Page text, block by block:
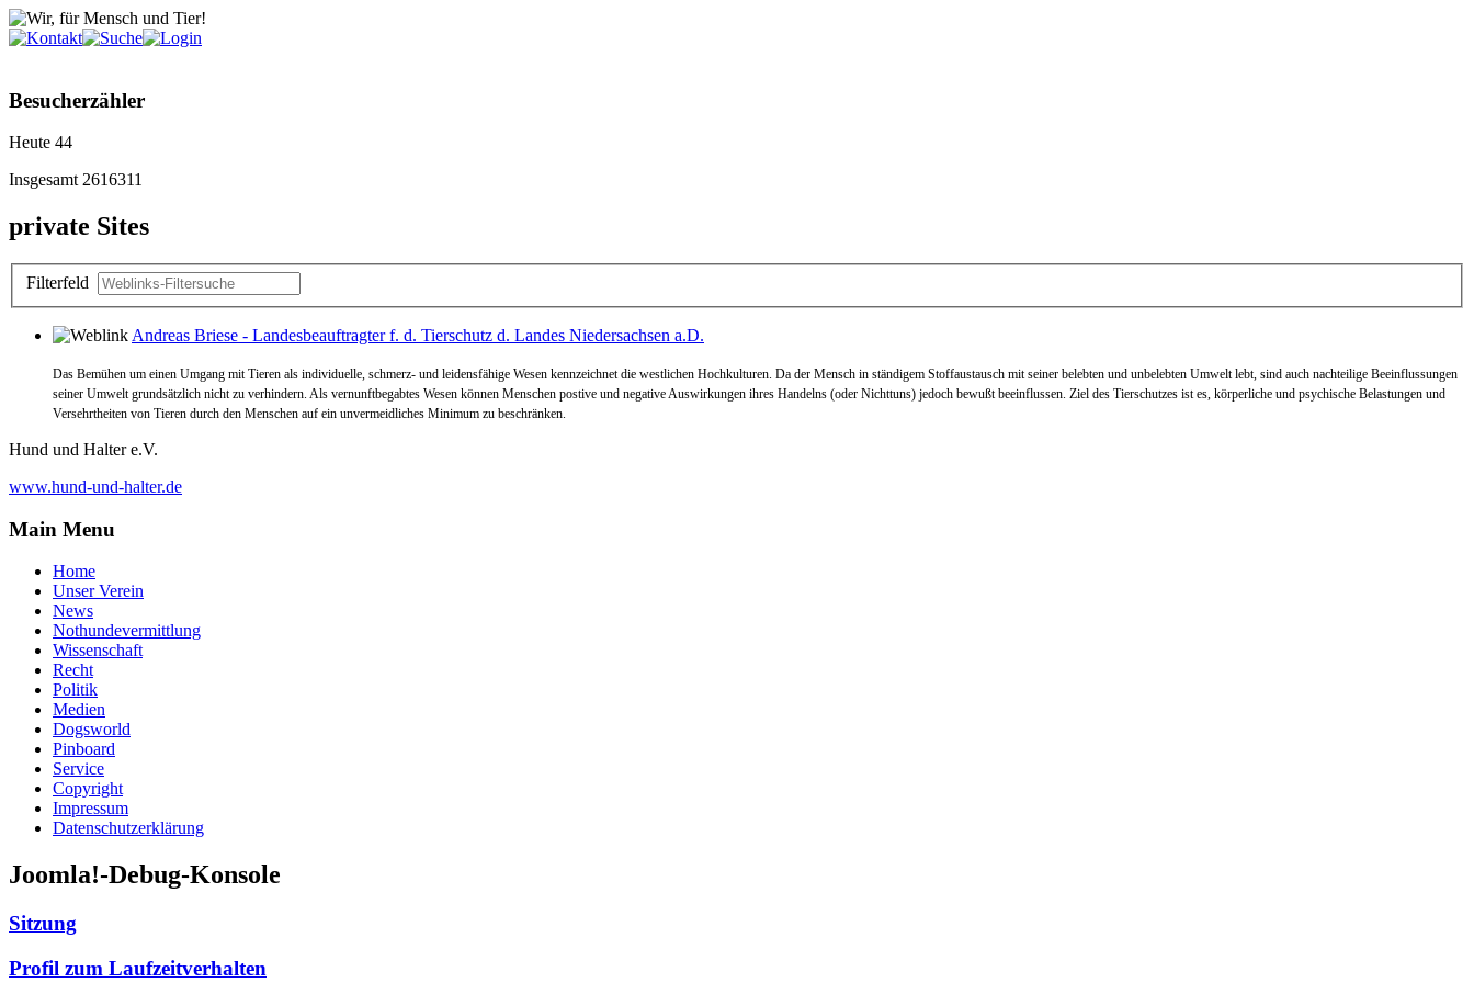
Besucherzähler
Heute 44
Insgesamt2616311
private Sites
Filterfeld
Andreas Briese - Landesbeauftragter f. d. Tierschutz d. Landes Niedersachsen a.D.
Das Bemühen um einen Umgang mit Tieren als individuelle, schmerz- und leidensfähige Wesen kennzeichnet die westlichen Hochkulturen. Da der Mensch in ständigem Stoffaustausch mit seiner belebten und unbelebten Umwelt lebt, sind auch nachteilige Beeinflussungen
seiner Umwelt grundsätzlich nicht zu verhindern. Als vernunftbegabtes Wesen können Menschen postive und negative Auswirkungen ihres Handelns (oder Nichttuns) jedoch bewußt beeinflussen. Ziel des Tierschutzes ist es, körperliche und psychische Belastungen und
Versehrtheiten von Tieren durch den Menschen auf ein unvermeidliches Minimum zu beschränken.
Hund und Halter e.V.
www.hund-und-halter.de
Main Menu
Home
Unser Verein
News
Nothundevermittlung
Wissenschaft
Recht
Politik
Medien
Dogsworld
Pinboard
Service
Copyright
Impressum
Datenschutzerklärung
Joomla!-Debug-Konsole
Sitzung
Profil zum Laufzeitverhalten